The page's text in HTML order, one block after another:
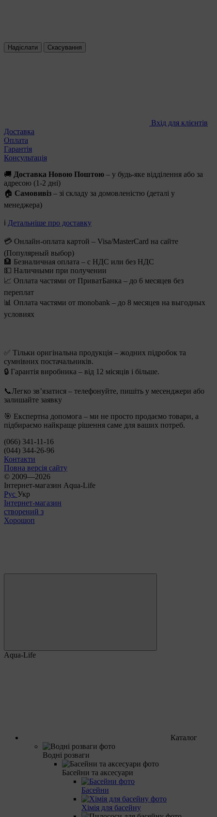
Надіслати Скасування
Вхід для клієнтів
Доставка
Оплата
Гарантія
Консультація
🚚 Доставка Новою Поштою – у будь-яке відділення або за
адресою (1-2 дні)
🏠 Самовивіз – зі складу за домовленістю (деталі у
менеджера)
ℹ️ Детальніше про доставку
💳 Онлайн-оплата картой – Visa/MasterCard на сайте
(Популярный выбор)
🏦 Безналичная оплата – с НДС или без НДС
💵 Наличными при получении
📈 Оплата частями от ПриватБанка – до 6 месяцев без
переплат
📊 Оплата частями от monobank – до 8 месяцев на выгодных
условиях
✅ Тільки оригінальна продукція – жодних підробок та
сумнівних постачальників.
🔒 Гарантія виробника – від 12 місяців і більше.
📞Легко зв’язатися – телефонуйте, пишіть у месенджери або
залишайте заявку
🎯 Експертна допомога – ми не просто продаємо товари, а
підбираємо найкраще рішення саме для ваших потреб.
(066) 341-11-16
(044) 344-26-96
Контакти
Повна версія сайту
© 2009—2026
Інтернет-магазин Aqua-Life
Рус Укр
Інтернет-магазин
створений з
Хорошоп
Aqua-Life
Каталог
Водні розваги
Басейни та аксесуари
Басейни
Хімія для басейну